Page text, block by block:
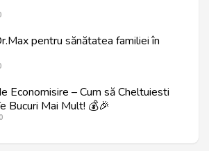
pentru sănătatea familiei în
Economisire – Cum să Cheltuiesti
Bucuri Mai Mult! 💰🎉
0